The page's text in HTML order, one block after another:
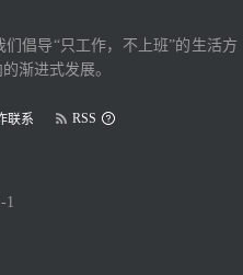
倡导“只工作，不上班”的生活方
渐进式发展。
联系 RSS
1